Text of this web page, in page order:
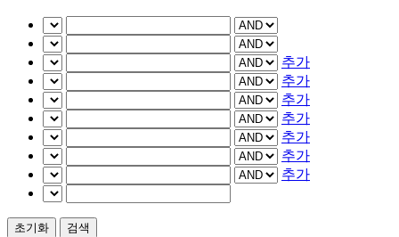
추가
추가
추가
추가
추가
추가
추가